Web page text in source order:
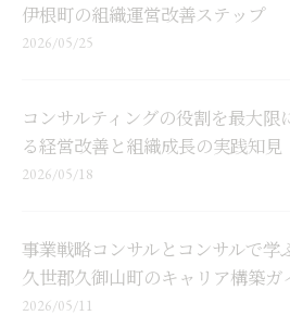
伊根町の組織運営改善ステップ
2026/05/25
コンサルティングの役割を最大限
る経営改善と組織成長の実践知見
2026/05/18
事業戦略コンサルとコンサルで学
久世郡久御山町のキャリア構築ガ
2026/05/11